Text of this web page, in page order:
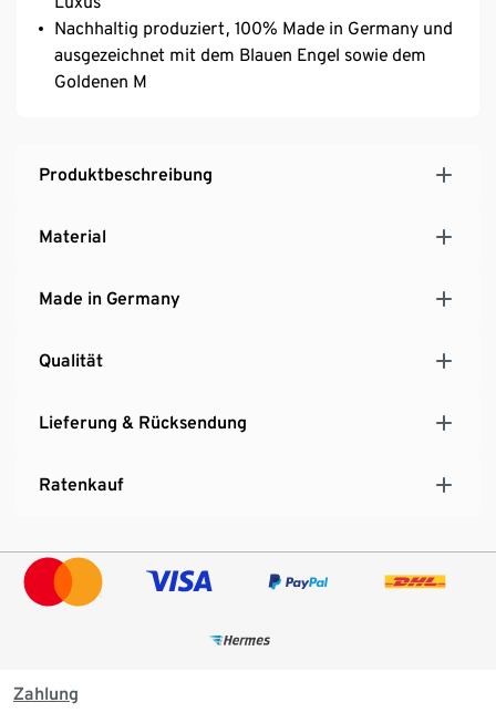
Nachhaltig produziert, 100% Made in Germany und
ausgezeichnet mit dem Blauen Engel sowie dem
Goldenen M
Produktbeschreibung
Material
Made in Germany
Qualität
Lieferung & Rücksendung
Ratenkauf
Zahlung